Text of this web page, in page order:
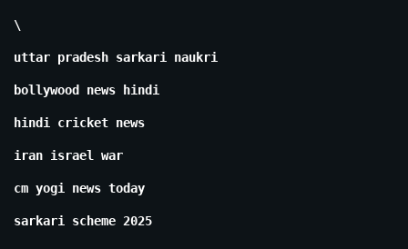
\
uttar pradesh sarkari naukri
bollywood news hindi
hindi cricket news
iran israel war
cm yogi news today
sarkari scheme 2025